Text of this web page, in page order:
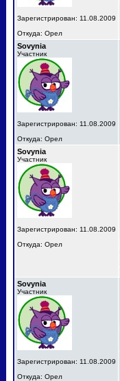
Зарегистрирован: 11.08.2009
Откуда: Орел
Sovynia
Участник
Зарегистрирован: 11.08.2009
Откуда: Орел
Sovynia
Участник
Зарегистрирован: 11.08.2009
Откуда: Орел
Sovynia
Участник
Зарегистрирован: 11.08.2009
Откуда: Орел